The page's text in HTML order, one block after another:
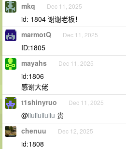
mkq Dec 11, 2025
id: 1804 谢谢老板！
marmotQ Dec 11, 2025
ID:1805
mayahs Dec 11, 2025
id:1806
感谢大佬
t1shinyruo Dec 11, 2025
@liuliuliuliu 贵
chenuu Dec 12, 2025
id:1808